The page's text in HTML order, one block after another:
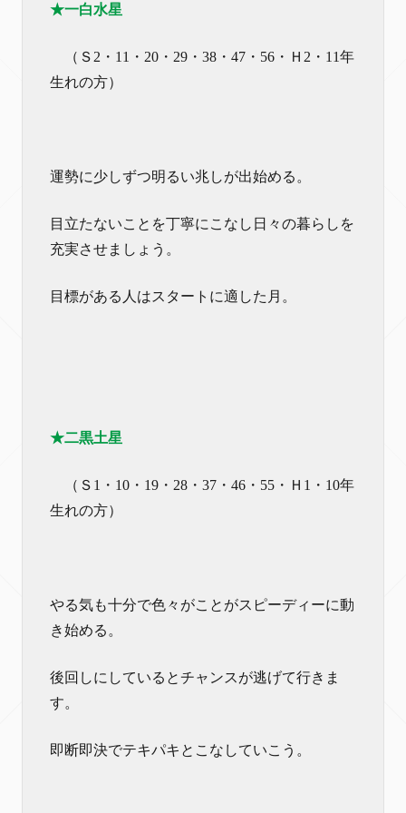
★一白水星
（Ｓ2・11・20・29・38・47・56・Ｈ2・11年
生れの方）
運勢に少しずつ明るい兆しが出始める。
目立たないことを丁寧にこなし日々の暮らしを
充実させましょう。
目標がある人はスタートに適した月。
★二黒土星
（Ｓ1・10・19・28・37・46・55・Ｈ1・10年
生れの方）
やる気も十分で色々がことがスピーディーに動
き始める。
後回しにしているとチャンスが逃げて行きま
す。
即断即決でテキパキとこなしていこう。